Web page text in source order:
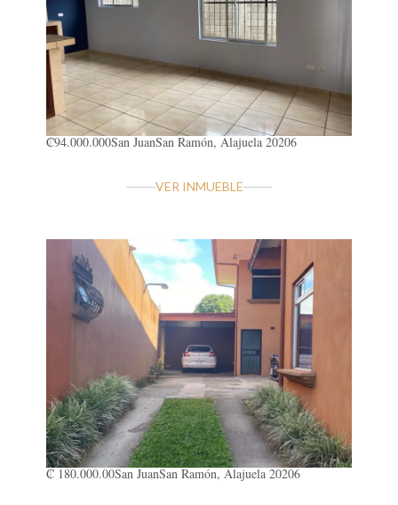
₡94.000.000San JuanSan Ramón, Alajuela 20206
VER INMUEBLE
₡ 180.000.00San JuanSan Ramón, Alajuela 20206